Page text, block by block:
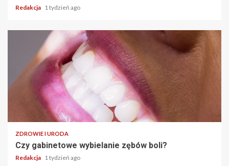
Redakcja 1 tydzień ago
ZDROWIE I URODA
Czy gabinetowe wybielanie zębów boli?
Redakcja 1 tydzień ago